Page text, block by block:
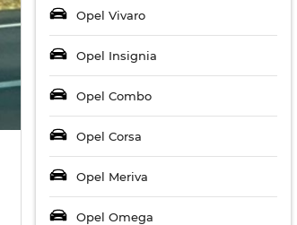
Opel Vivaro
Opel Insignia
Opel Combo
Opel Corsa
Opel Meriva
Opel Omega